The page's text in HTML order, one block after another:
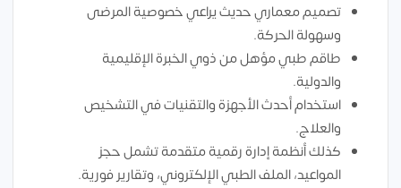
تصميم معماري حديث يراعي خصوصية المرضى
وسهولة الحركة.
طاقم طبي مؤهل من ذوي الخبرة الإقليمية
والدولية.
استخدام أحدث الأجهزة والتقنيات في التشخيص
والعلاج.
كذلك أنظمة إدارة رقمية متقدمة تشمل حجز
المواعيد، الملف الطبي الإلكتروني، وتقارير فورية.